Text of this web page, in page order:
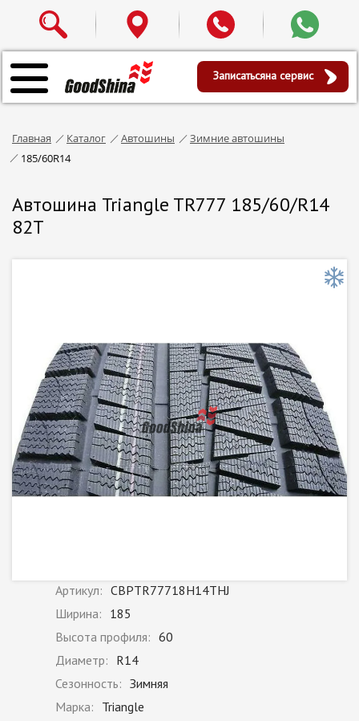
Записатьсяна сервис
Главная Каталог Автошины
Зимние автошины
185/60R14
Автошина Triangle TR777 185/60/R14
82T
Артикул: CBPTR77718H14THJ
Ширина: 185
Высота профиля: 60
Диаметр: R14
Сезонность: Зимняя
Марка: Triangle